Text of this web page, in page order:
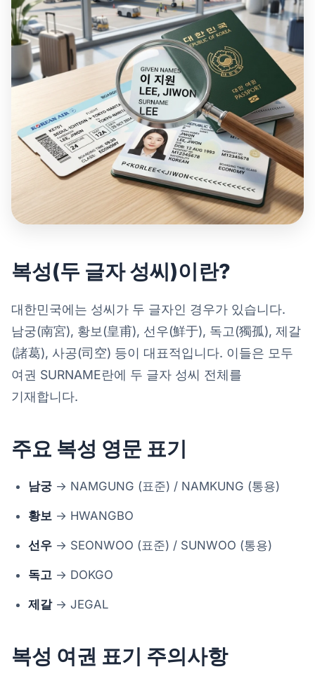
복성(두 글자 성씨)이란?
대한민국에는 성씨가 두 글자인 경우가 있습니다.
남궁(南宮), 황보(皇甫), 선우(鮮于), 독고(獨孤), 제갈
(諸葛), 사공(司空) 등이 대표적입니다. 이들은 모두
여권 SURNAME란에 두 글자 성씨 전체를
기재합니다.
주요 복성 영문 표기
남궁 → NAMGUNG (표준) / NAMKUNG (통용)
황보 → HWANGBO
선우 → SEONWOO (표준) / SUNWOO (통용)
독고 → DOKGO
제갈→ JEGAL
복성 여권 표기 주의사항